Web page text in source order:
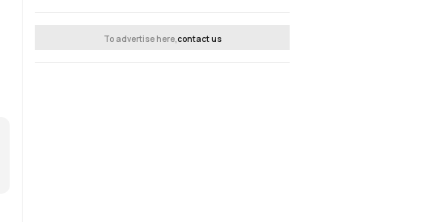
To advertise here, contact us